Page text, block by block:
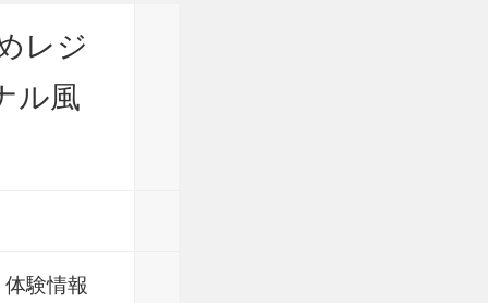
レジ
ル風
験情報